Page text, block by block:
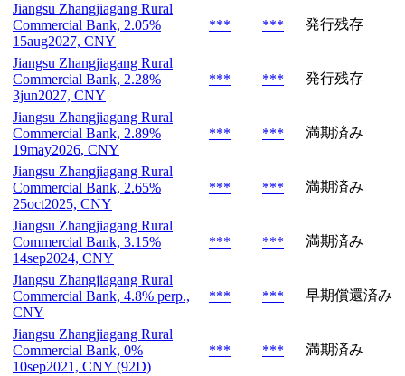
Jiangsu Zhangjiagang Rural
Commercial Bank, 2.05%
15aug2027, CNY
*** *** 発行残存
Jiangsu Zhangjiagang Rural
Commercial Bank, 2.28%
3jun2027, CNY
*** *** 発行残存
Jiangsu Zhangjiagang Rural
Commercial Bank, 2.89%
19may2026, CNY
*** *** 満期済み
Jiangsu Zhangjiagang Rural
Commercial Bank, 2.65%
25oct2025, CNY
*** *** 満期済み
Jiangsu Zhangjiagang Rural
Commercial Bank, 3.15%
14sep2024, CNY
*** *** 満期済み
Jiangsu Zhangjiagang Rural
Commercial Bank, 4.8% perp.,
CNY
*** *** 早期償還済み
Jiangsu Zhangjiagang Rural
Commercial Bank, 0%
10sep2021, CNY (92D)
*** *** 満期済み